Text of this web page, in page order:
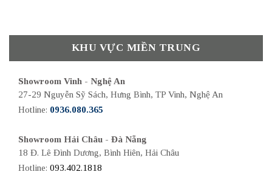
KHU VỰC MIỀN TRUNG
Showroom Vinh - Nghệ An
27-29 Nguyễn Sỹ Sách, Hưng Bình, TP Vinh, Nghệ An
Hotline: 0936.080.365
Showroom Hải Châu - Đà Nẵng
18 Đ. Lê Đình Dương, Bình Hiên, Hải Châu
Hotline: 093.402.1818